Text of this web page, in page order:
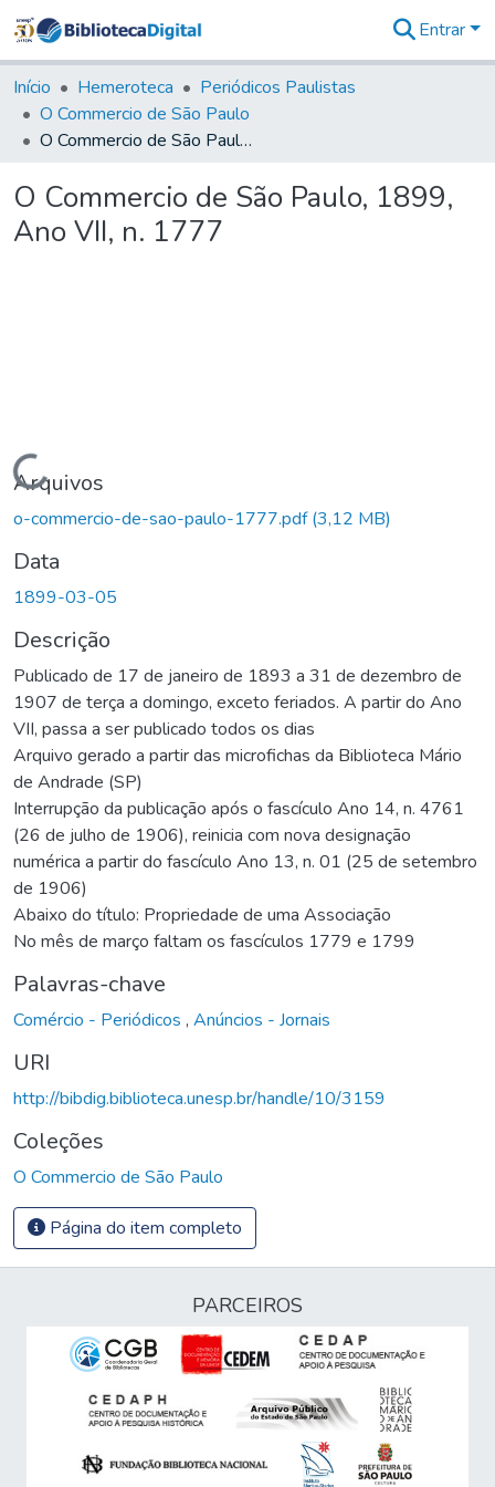
&
Coleções
Tudo na
Biblioteca
Estatísticas
Entrar
Início Hemeroteca
Periódicos Paulistas
O Commercio de São Paulo
O Commercio de São Paulo, 1899, Ano VII, n. 1777
O Commercio de São Paulo, 1899,
Ano VII, n. 1777
Carregando...
Arquivos
o-commercio-de-sao-paulo-1777.pdf(3,12 MB)
Data
1899-03-05
Descrição
Publicado de 17 de janeiro de 1893 a 31 de dezembro de
1907 de terça a domingo, exceto feriados. A partir do Ano
VII, passa a ser publicado todos os dias
Arquivo gerado a partir das microfichas da Biblioteca Mário
de Andrade (SP)
Interrupção da publicação após o fascículo Ano 14, n. 4761
(26 de julho de 1906), reinicia com nova designação
numérica a partir do fascículo Ano 13, n. 01 (25 de setembro
de 1906)
Abaixo do título: Propriedade de uma Associação
No mês de março faltam os fascículos 1779 e 1799
Palavras-chave
Comércio - Periódicos , Anúncios - Jornais
URI
http://bibdig.biblioteca.unesp.br/handle/10/3159
Coleções
O Commercio de São Paulo
Página do item completo
PARCEIROS